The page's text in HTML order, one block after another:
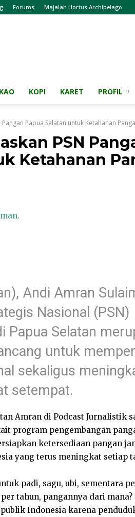
Forums Majalah Hortus Archipelago
KOPI KARET PROFIL
Papua Selatan untuk Ketahanan
PSN
Ketahanan
Andi Amran
Nasional (PSN)
Papua Selatan
untuk
sekaligus
setempat.
Amran di Podcast Jurnalistik
program pengembangan
ketersediaan pangan
yang terus meningkat setiap
padi, sagu, ubi, sementara
tahun, pangannya dari
Indonesia karena